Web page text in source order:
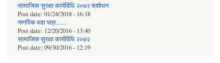
सामाजिक सुरक्षा कार्यविधि २०७२ स‌शाेधन
Post date: 01/24/2018 - 16:18
नागरिक वडा पत्र.......
Post date: 12/20/2016 - 13:40
सामाजिक सुरक्षा कार्यविधि २०७२
Post date: 09/30/2016 - 12:19